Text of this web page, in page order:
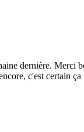
dernière. Merci
c'est certain ça